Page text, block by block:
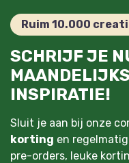
Ruim 10.000
SCHRIJF JE
INSPIRATIE!
Sluit je aan bij onze
korting en
pre-orders, leuke